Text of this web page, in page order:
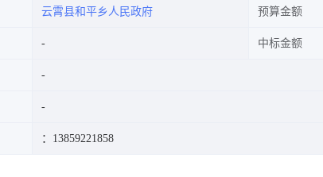
云霄县和平乡人民政府 预算金额
中标金额
：13859221858